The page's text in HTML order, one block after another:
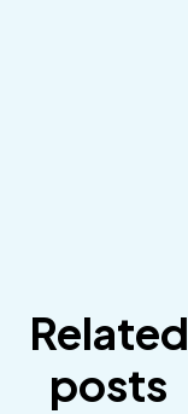
Related
posts